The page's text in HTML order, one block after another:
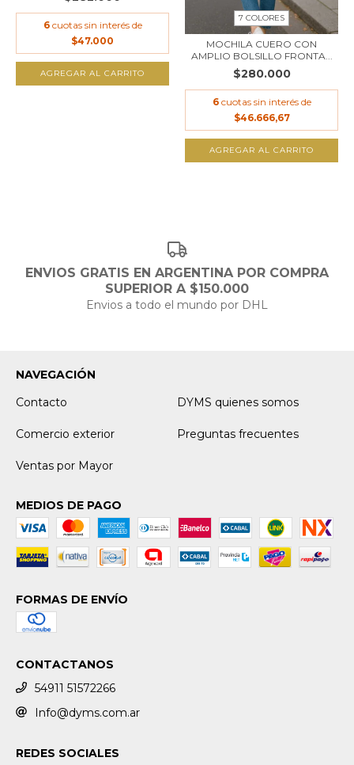
6 cuotas sin interés de
$47.000
AGREGAR AL CARRITO
7 COLORES
MOCHILA CUERO CON
AMPLIO BOLSILLO FRONTA...
$280.000
6 cuotas sin interés de
$46.666,67
AGREGAR AL CARRITO
ENVIOS GRATIS EN ARGENTINA POR COMPRA
SUPERIOR A $150.000
Envios a todo el mundo por DHL
NAVEGACIÓN
Contacto
DYMS quienes somos
Comercio exterior Preguntas frecuentes
Ventas por Mayor
MEDIOS DE PAGO
FORMAS DE ENVÍO
CONTACTANOS
54911 51572266
Info@dyms.com.ar
REDES SOCIALES